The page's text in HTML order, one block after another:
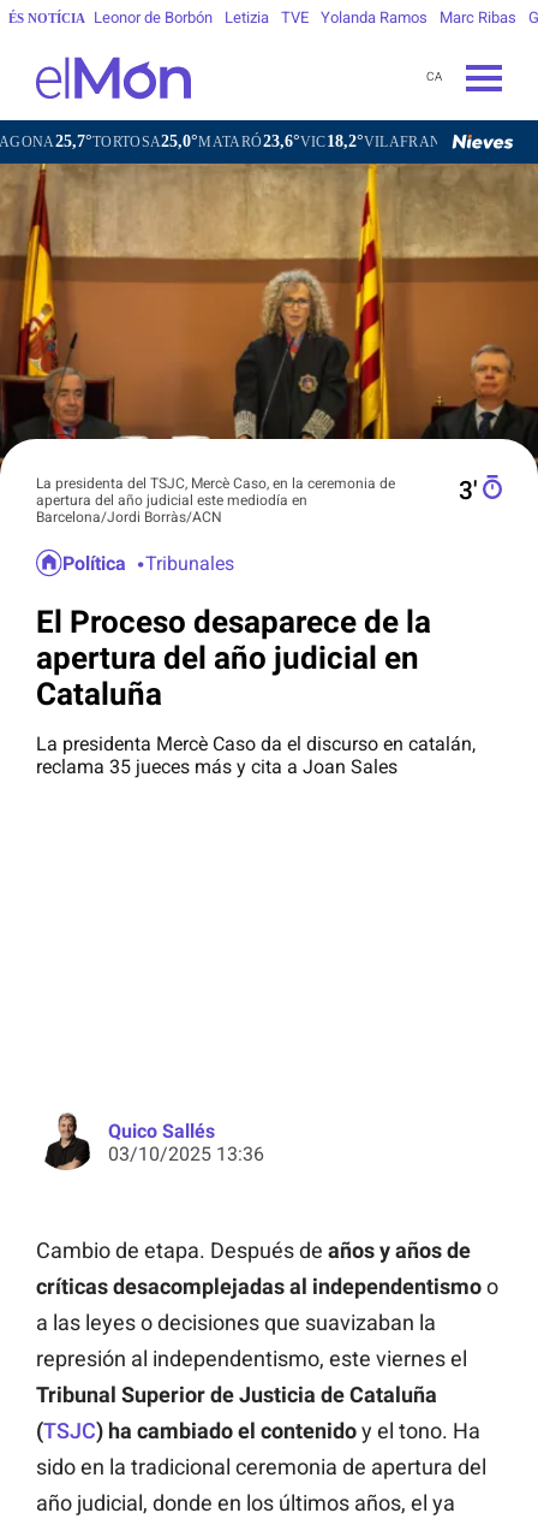
ÉS NOTÍCIA Leonor de Borbón Letizia TVE Yolanda Ramos Marc Ribas
CA
TORTOSA25,0°MATARÓ23,6°VIC18,2°VILAFRANCA DEL PENEDÈS
La presidenta del TSJC, Mercè Caso, en la ceremonia de
apertura del año judicial este mediodía en
Barcelona/Jordi Borràs/ACN
3′
Política Tribunales
El Proceso desaparece de la
apertura del año judicial en
Cataluña
La presidenta Mercè Caso da el discurso en catalán,
reclama 35 jueces más y cita a Joan Sales
Quico Sallés
03/10/2025 13:36
Cambio de etapa. Después de años y años de
críticas desacomplejadas al independentismoo
a las leyes o decisiones que suavizaban la
represión al independentismo, este viernes el
Tribunal Superior de Justicia de Cataluña
(TSJC) ha cambiado el contenidoy el tono. Ha
sido en la tradicional ceremonia de apertura del
año judicial, donde en los últimos años, el ya